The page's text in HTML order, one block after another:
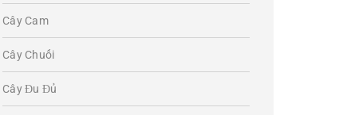
Cây Cam
Cây Chuối
Cây Đu Đủ